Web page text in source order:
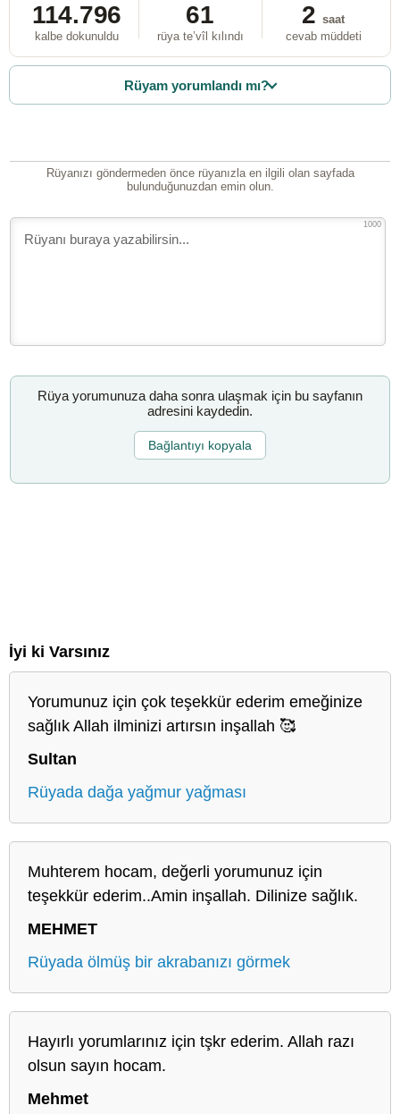
114.796
kalbe dokunuldu
61
rüya te’vîl kılındı
2 saat
cevab müddeti
Rüyam yorumlandı mı?
Rüyanızı göndermeden önce rüyanızla en ilgili olan sayfada
bulunduğunuzdan emin olun.
1000
Rüya yorumunuza daha sonra ulaşmak için bu sayfanın
adresini kaydedin.
Bağlantıyı kopyala
İyi ki Varsınız
Yorumunuz için çok teşekkür ederim emeğinize
sağlık Allah ilminizi artırsın inşallah 🥰
Sultan
Rüyada dağa yağmur yağması
Muhterem hocam, değerli yorumunuz için
teşekkür ederim..Amin inşallah. Dilinize sağlık.
MEHMET
Rüyada ölmüş bir akrabanızı görmek
Hayırlı yorumlarınız için tşkr ederim. Allah razı
olsun sayın hocam.
Mehmet